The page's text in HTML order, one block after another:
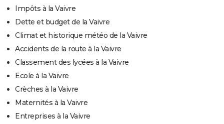
Impôts à la Vaivre
Dette et budget de la Vaivre
Climat et historique météo de la Vaivre
Accidents de la route à la Vaivre
Classement des lycées à la Vaivre
Ecole à la Vaivre
Crèches à la Vaivre
Maternités à la Vaivre
Entreprises à la Vaivre